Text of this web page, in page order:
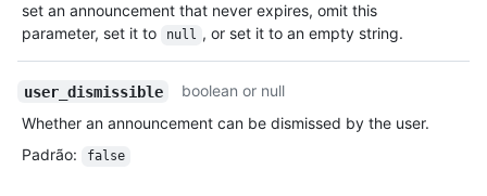
set an announcement that never expires, omit this
parameter, set it to
null , or set it to an empty string.
user_dismissible
boolean or null
Whether an announcement can be dismissed by the user.
Padrão: false